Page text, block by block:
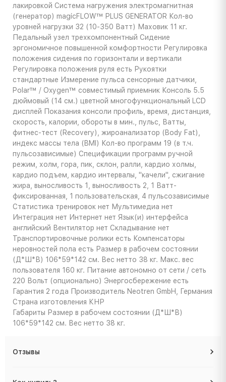
лакировкой Система нагружения электромагнитная
(генератор) magicFLOW™ PLUS GENERATOR Кол-во
уровней нагрузки 32 (10-350 Ватт) Маховик 11 кг.
Педальный узел трехкомпонентный Сидение
эргономичное повышенной комфортности Регулировка
положения сидения по горизонтали и вертикали
Регулировка положения руля есть Рукоятки
стандартные Измерение пульса сенсорные датчики,
Polar™ / Oxygen™ совместимый приемник Консоль 5.5
дюймовый (14 см.) цветной многофункциональный LCD
дисплей Показания консоли профиль, время, дистанция,
скорость, калории, обороты в мин., пульс, Ватты,
фитнес-тест (Recovery), жироанализатор (Body Fat),
индекс массы тела (BMI) Кол-во программ 19 (в т.ч.
пульсозависимые) Спецификации программ ручной
режим, холм, гора, пик, склон, ралли, кардио холмы,
кардио подъем, кардио интервалы, "качели", сжигание
жира, выносливость 1, выносливость 2, 1 Ватт-
фиксированная, 1 пользовательская, 4 пульсозависимые
Статистика тренировок нет Мультимедиа нет
Интеграция нет Интернет нет Язык(и) интерфейса
английский Вентилятор нет Складывание нет
Транспортировочные ролики есть Компенсаторы
неровностей пола есть Размер в рабочем состоянии
(Д*Ш*В) 106*59*142 см. Вес нетто 38 кг. Макс. вес
пользователя 160 кг. Питание автономно от сети / сеть
220 Вольт (опционально) Энергосбережение есть
Гарантия 2 года Производитель Neotren GmbH, Германия
Страна изготовления КНР
Габариты Размер в рабочем состоянии (Д*Ш*В)
106*59*142 см. Вес нетто 38 кг.
Отзывы